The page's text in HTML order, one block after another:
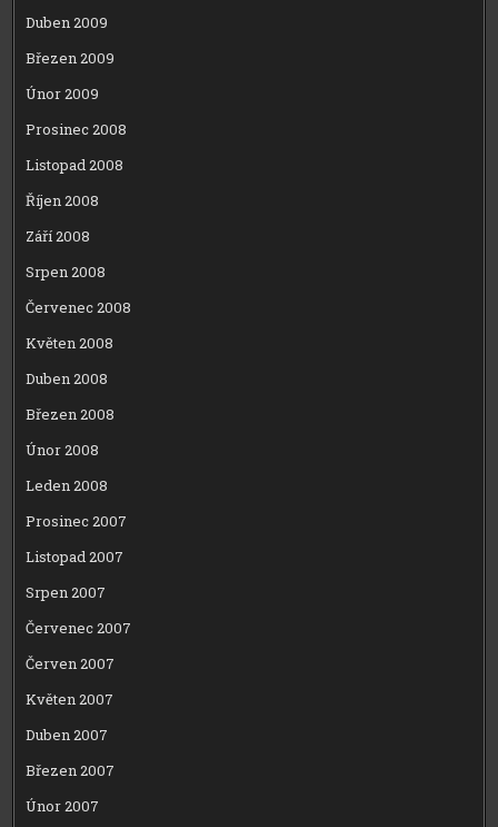
Duben 2009
Březen 2009
Únor 2009
Prosinec 2008
Listopad 2008
Říjen 2008
Září 2008
Srpen 2008
Červenec 2008
Květen 2008
Duben 2008
Březen 2008
Únor 2008
Leden 2008
Prosinec 2007
Listopad 2007
Srpen 2007
Červenec 2007
Červen 2007
Květen 2007
Duben 2007
Březen 2007
Únor 2007